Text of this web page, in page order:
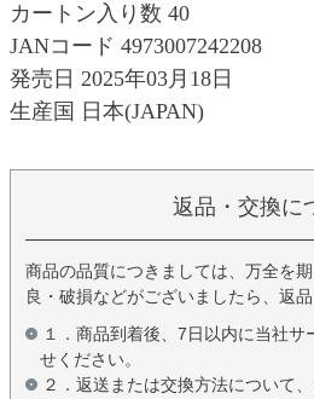
カートン入り数 40
JANコード 4973007242208
発売日 2025年03月18日
生産国 日本(JAPAN)
返品・交換に
商品の品質につきましては、万全を
良・破損などがございましたら、返品
１．商品到着後、7日以内に当社サ
せください。
２．返送または交換方法について